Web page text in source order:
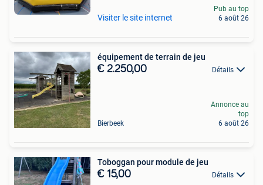
Visiter le site internet
Pub au top
6 août 26
équipement de terrain de jeu
€ 2.250,00 Détails
Bierbeek
Annonce au
top
6 août 26
Toboggan pour module de jeu
€ 15,00 Détails